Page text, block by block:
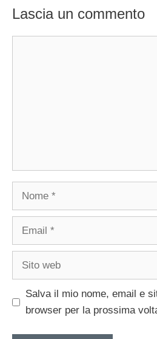
Lascia un commento
Nome
Email
Sito
Salva il mio nome, email e
browser per la prossima